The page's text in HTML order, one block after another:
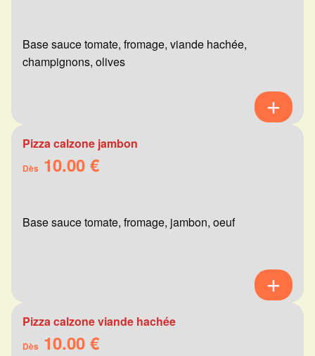
Base sauce tomate, fromage, viande hachée,
champignons, olives
Pizza calzone jambon
Dès 10.00 €
Base sauce tomate, fromage, jambon, oeuf
Pizza calzone viande hachée
Dès 10.00 €